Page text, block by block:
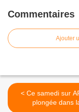
Commentaires
Ajouter
< Ce samedi sur ARTE,
plongée dans